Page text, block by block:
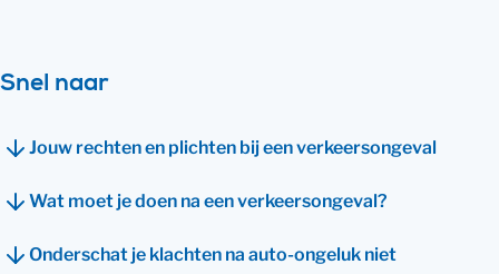
Snel naar
Jouw rechten en plichten bij een verkeersongeval
Wat moet je doen na een verkeersongeval?
Onderschat je klachten na auto-ongeluk niet